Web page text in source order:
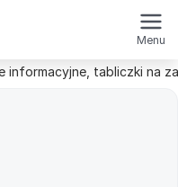
Menu
informacyjne, tabliczki na